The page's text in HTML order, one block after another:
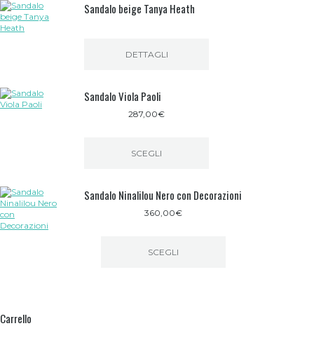
Sandalo beige Tanya Heath
DETTAGLI
Sandalo Viola Paoli
287,00€
SCEGLI
ha
Sandalo Ninalilou Nero con Decorazioni
360,00€
SCEGLI
Carrello